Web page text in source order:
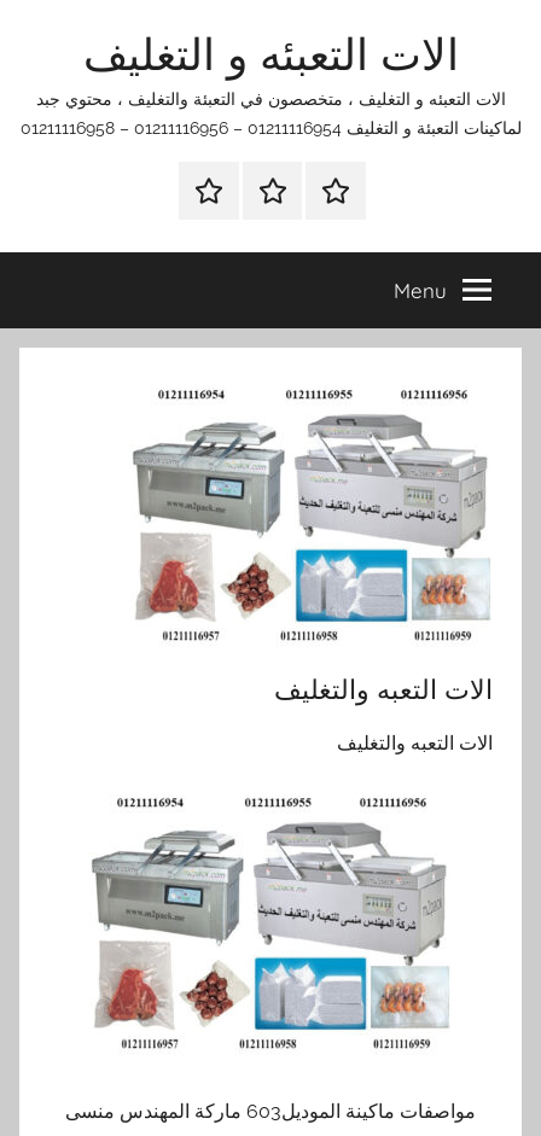
الات التعبئه و التغليف
الات التعبئه و التغليف ، متخصصون في التعبئة والتغليف ، محتوي جبد
لماكينات التعبئة و التغليف 01211116954 – 01211116956 – 01211116958
الرئيسيةاتصل
اتـصـل
في
التي
Menu
الات التعبه والتغليف
الات التعبه والتغليف
مواصفات ماكينة الموديل603 ماركة المهندس منسى